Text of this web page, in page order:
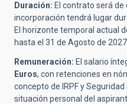
Duración: El contrato será
incorporación tendrá lugar
El horizonte temporal actual
hasta el 31 de Agosto de 2027.
Remuneración: El salario
Euros, con retenciones en
concepto de IRPF y
situación personal del